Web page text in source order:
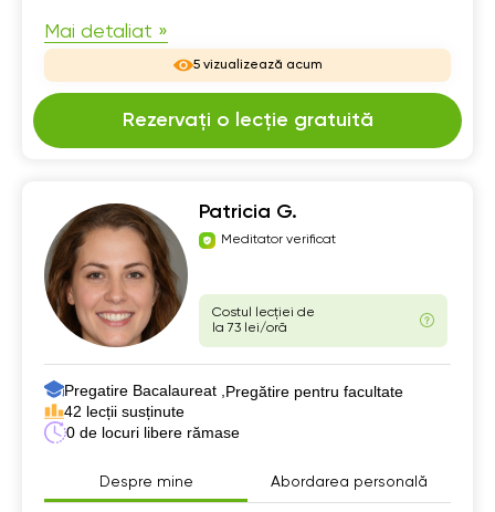
Mai detaliat »
5 vizualizează acum
Rezervați o lecție gratuită
Patricia G.
Meditator verificat
Costul lecției de
la 73 lei/oră
Pregatire Bacalaureat , Pregătire pentru facultate
42 lecții susținute
0 de locuri libere rămase
Despre mine Abordarea personală